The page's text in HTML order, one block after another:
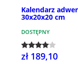
Kalendarz
30x20x20 cm
DOSTĘPNY
zł 189,10